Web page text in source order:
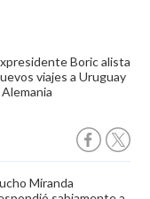
Boric alista
viajes a Uruguay
Miranda